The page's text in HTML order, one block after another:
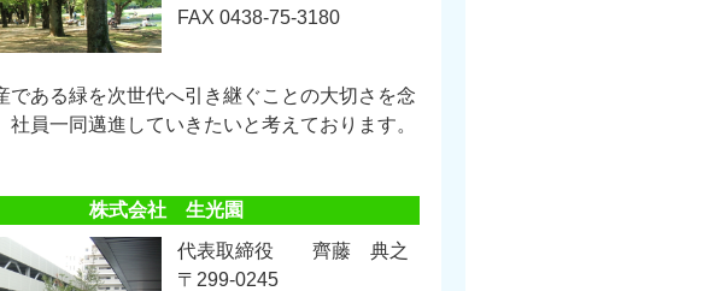
FAX 0438-75-3180
である緑を次世代へ引き継ぐことの大切さを念
社員一同邁進していきたいと考えております。
株式会社 生光園
代表取締役 齊藤 典之
〒299-0245